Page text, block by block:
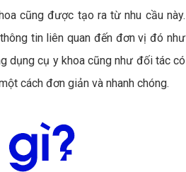
cũng được tạo ra từ nhu cầu này.
tin liên quan đến đơn vị đó như
dụng cụ y khoa cũng như đối tác có
cách đơn giản và nhanh chóng.